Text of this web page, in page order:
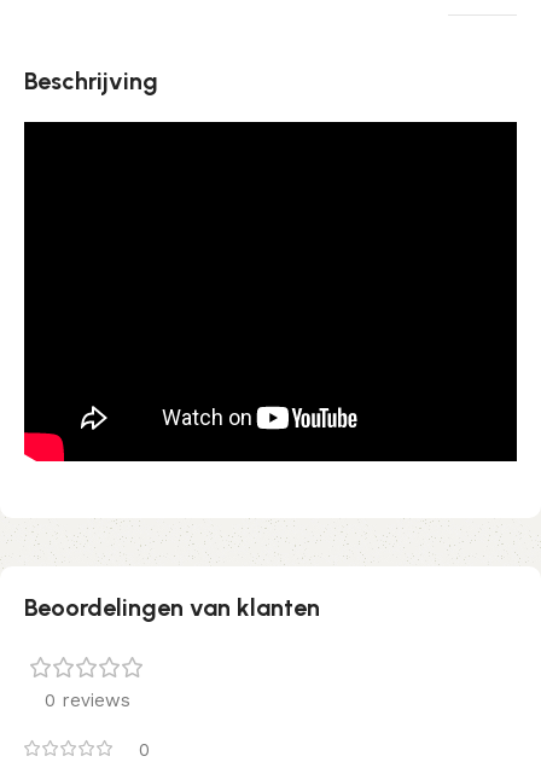
Beschrijving
Beoordelingen van klanten
0 reviews
0